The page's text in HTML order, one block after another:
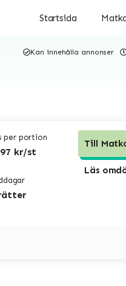
Startsida
Kan innehålla annonser
per portion
kr/st
Till
Läs